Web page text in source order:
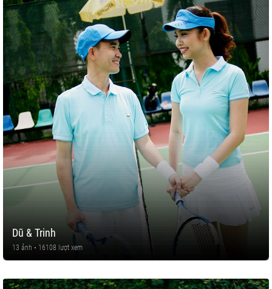
Dũ & Trinh
13 ảnh • 16108 lượt xem